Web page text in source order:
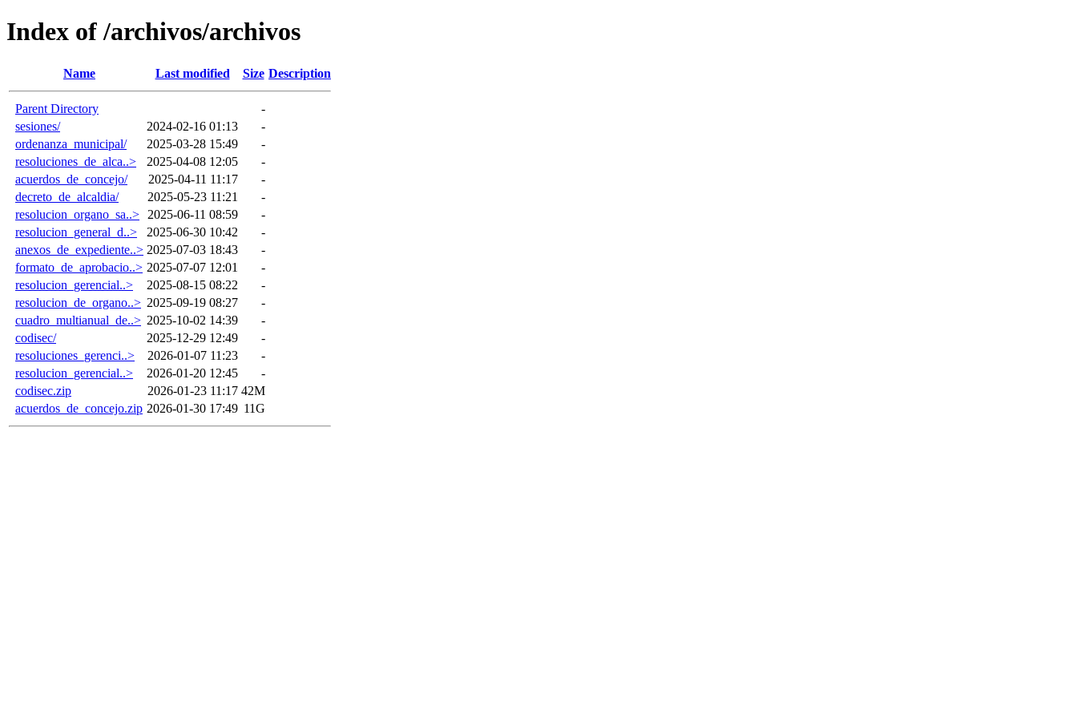
Index of /archivos/archivos
Name Last modified Size Description
Parent Directory
-
sesiones/
2024-02-16 01:13
-
ordenanza_municipal/
2025-03-28 15:49
-
resoluciones_de_alca..>
2025-04-08 12:05
-
acuerdos_de_concejo/
2025-04-11 11:17
-
decreto_de_alcaldia/
2025-05-23 11:21
-
resolucion_organo_sa..>
2025-06-11 08:59
-
resolucion_general_d..>
2025-06-30 10:42
-
anexos_de_expediente..> 2025-07-03 18:43
-
formato_de_aprobacio..> 2025-07-07 12:01
-
resolucion_gerencial..>
2025-08-15 08:22
-
resolucion_de_organo..> 2025-09-19 08:27
-
cuadro_multianual_de..> 2025-10-02 14:39
-
codisec/
2025-12-29 12:49
-
resoluciones_gerenci..>
2026-01-07 11:23
-
resolucion_gerencial..>
2026-01-20 12:45
-
codisec.zip
2026-01-23 11:17 42M
acuerdos_de_concejo.zip 2026-01-30 17:49 11G